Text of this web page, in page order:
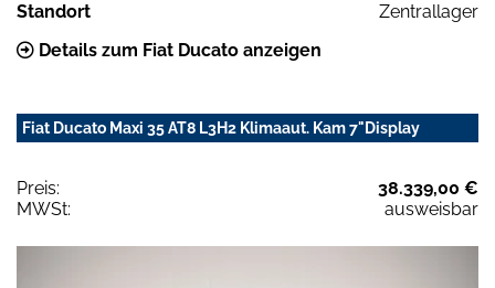
Standort
Zentrallager
Details zum Fiat Ducato anzeigen
Fiat Ducato Maxi 35 AT8 L3H2 Klimaaut. Kam 7"Display
Preis:
38.339,00 €
MWSt:
ausweisbar